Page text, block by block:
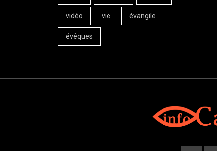
vidéo vie évangile
évêques